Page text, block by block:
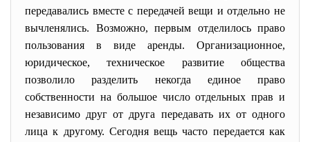
передавались вместе с передачей вещи и отдельно не
вычленялись. Возможно, первым отделилось право
пользования в виде аренды. Организационное,
юридическое, техническое развитие общества
позволило разделить некогда единое право
собственности на большое число отдельных прав и
независимо друг от друга передавать их от одного
лица к другому. Сегодня вещь часто передается как